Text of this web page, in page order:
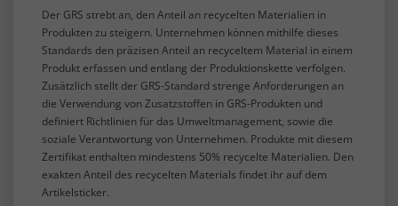
Der GRS strebt an, den Anteil an recycelten Materialien in
Produkten zu steigern. Unternehmen können mithilfe dieses
Standards den präzisen Anteil an recyceltem Material in einem
Produkt erfassen und entlang der Produktionskette verfolgen.
Zusätzlich stellt der GRS-Standard strenge Anforderungen an
die Verwendung von Zusatzstoffen in GRS-Produkten und
definiert Richtlinien für das Umweltmanagement, sowie die
soziale Verantwortung von Unternehmen. Produkte mit diesem
Zertifikat enthalten mindestens 50% recycelte Materialien. Den
exakten Anteil des recycelten Materials findet ihr auf dem
Artikelsticker.